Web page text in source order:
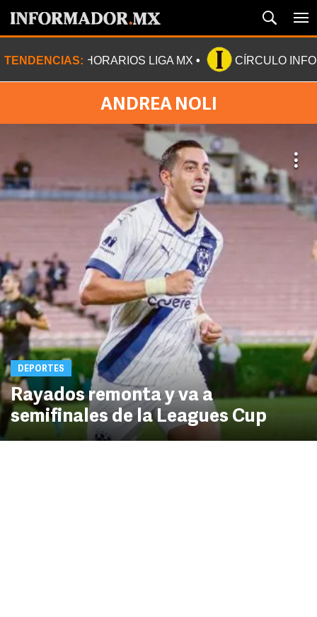
TENDENCIAS: HORARIOS LIGA MX CÍRCULO
ANDREA NOLI
DEPORTES
Rayados remonta y va a
semifinales de la Leagues Cup